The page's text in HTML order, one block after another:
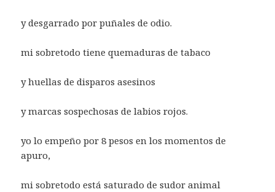
y desgarrado por puñales de odio.
mi sobretodo tiene quemaduras de tabaco
y huellas de disparos asesinos
y marcas sospechosas de labios rojos.
yo lo empeño por 8 pesos en los momentos de
apuro,
mi sobretodo está saturado de sudor animal